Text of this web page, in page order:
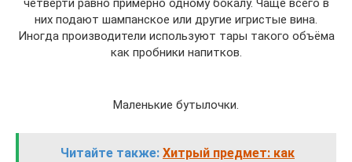
четверти равно примерно одному бокалу. Чаще всего в
них подают шампанское или другие игристые вина.
Иногда производители используют тары такого объёма
как пробники напитков.
Маленькие бутылочки.
Читайте также: Хитрый предмет: как